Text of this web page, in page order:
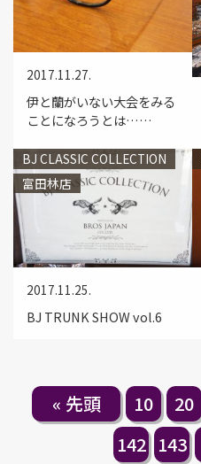
2017.11.27.
伊と蘭がいない大会をみる
ことになろうとは……
BJ CLASSIC COLLECTION
富田林店
2017.11.25.
BJ TRUNK SHOW vol.6
« 先頭 10 20
142 143